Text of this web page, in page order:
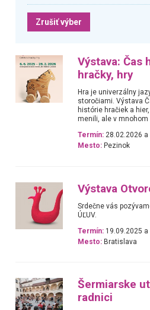
Zrušiť výber
Výstava: Čas
hračky, hry
Hra je univerzálny
storočiami. Výstava
histórie hračiek a
menili, ale v mnohom
Termín: 28.02.2026
Mesto: Pezinok
Výstava
Srdečne vás
ÚĽUV.
Termín: 19.09.2025
Mesto: Bratislava
Šermiarske
radnici